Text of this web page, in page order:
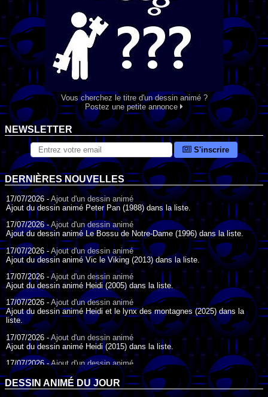
Vous cherchez le titre d'un dessin animé ?
Postez une petite annonce
NEWSLETTER
S'inscrire
DERNIÈRES NOUVELLES
17/07/2026 - Ajout d'un dessin animé
Ajout du dessin animé Peter Pan (1988) dans la liste.
17/07/2026 -Ajout d'un dessin animé
Ajout du dessin animé Le Bossu de Notre-Dame (1996) dans la liste.
17/07/2026 - Ajout d'un dessin animé
Ajout du dessin animé Vic le Viking (2013) dans la liste.
17/07/2026 - Ajout d'un dessin animé
Ajout du dessin animé Heidi (2005) dans la liste.
17/07/2026 - Ajout d'un dessin animé
Ajout du dessin animé Heidi et le lynx des montagnes (2025) dans la
liste.
17/07/2026 -Ajout d'un dessin animé
Ajout du dessin animé Heidi (2015) dans la liste.
17/07/2026 -Ajout d'un dessin animé
Ajout du dessin animé Heidi (1995) dans la liste.
09/07/2026 -Ajout d'un dessin animé
DESSIN ANIMÉ DU JOUR